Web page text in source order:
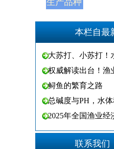
生产品种
本栏自最
大苏打、小苏打！
权威解读出台！渔
鲟鱼的繁育之路
总碱度与PH，水
2025年全国渔业经
联系我们